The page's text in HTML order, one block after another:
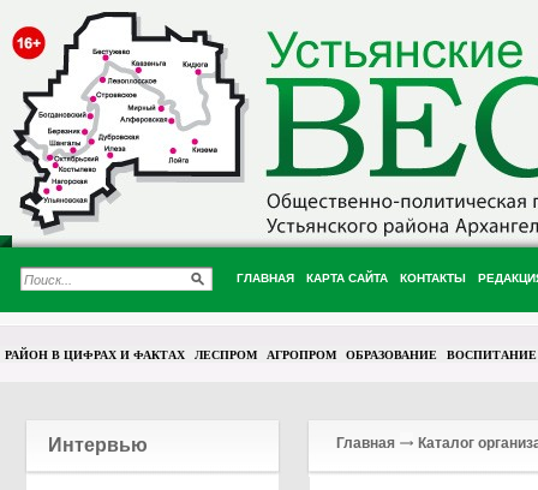
ГЛАВНАЯ КАРТА САЙТА КОНТАКТЫ
РАЙОН В ЦИФРАХ И ФАКТАХ ЛЕСПРОМ АГРОПРОМ ОБРАЗОВАНИЕ ВОСПИТАНИЕ
Интервью Главная Каталог